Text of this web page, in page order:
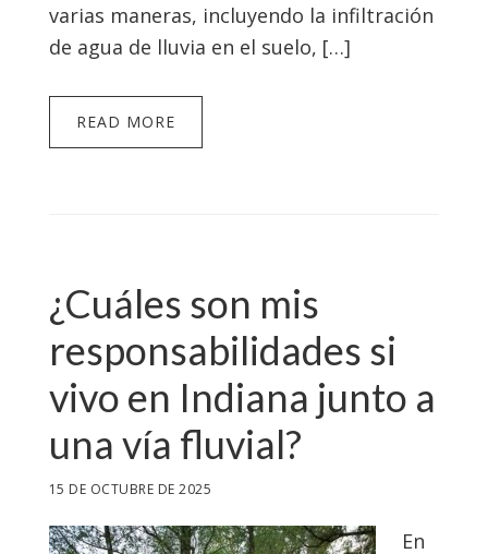
varias maneras, incluyendo la infiltración
de agua de lluvia en el suelo, […]
READ MORE
¿Cuáles son mis
responsabilidades si
vivo en Indiana junto a
una vía fluvial?
15 DE OCTUBRE DE 2025
En